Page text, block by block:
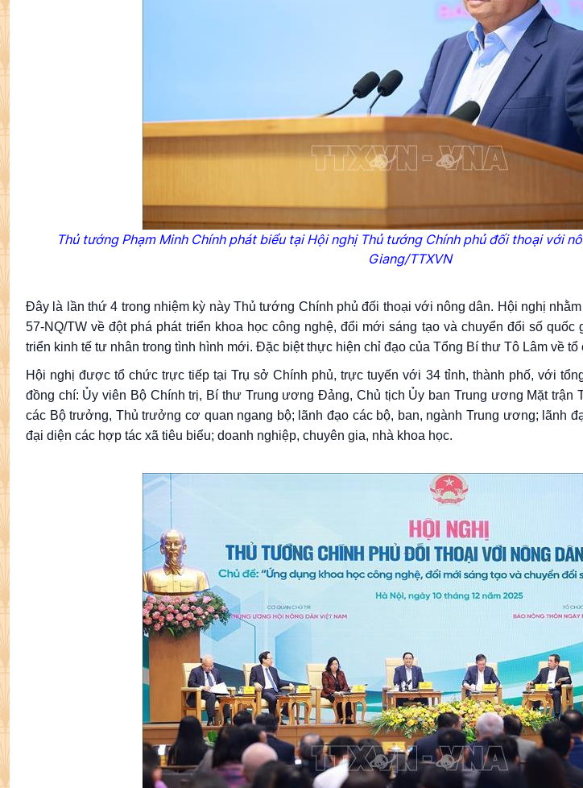
Thủ tướng Phạm Minh Chính phát biểu tại Hội nghị Thủ tướng Chính phủ đối thoại với
Giang/TTXVN
Đây là lần thứ 4 trong nhiệm kỳ này Thủ tướng Chính phủ đối thoại với nông dân. Hội nghị
57-NQ/TW về đột phá phát triển khoa học công nghệ, đổi mới sáng tạo và chuyển đổi số quốc
triển kinh tế tư nhân trong tình hình mới. Đặc biệt thực hiện chỉ đạo của Tổng Bí thư Tô Lâm về tổ
Hội nghị được tổ chức trực tiếp tại Trụ sở Chính phủ, trực tuyến với 34 tỉnh, thành phố, với
đồng chí: Ủy viên Bộ Chính trị, Bí thư Trung ương Đảng, Chủ tịch Ủy ban Trung ương Mặt trận
các Bộ trưởng, Thủ trưởng cơ quan ngang bộ; lãnh đạo các bộ, ban, ngành Trung ương; lãnh
đại diện các hợp tác xã tiêu biểu; doanh nghiệp, chuyên gia, nhà khoa học.